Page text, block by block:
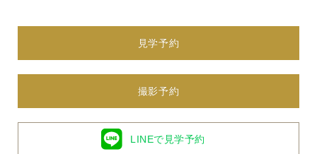
見学予約
撮影予約
LINEで見学予約